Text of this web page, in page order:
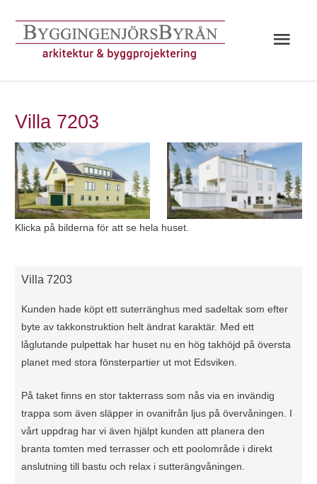
innehåll
Villa 7203
Före Efter
Klicka på bilderna för att se hela huset.
Villa 7203
Kunden hade köpt ett suterränghus med sadeltak som efter
byte av takkonstruktion helt ändrat karaktär. Med ett
låglutande pulpettak har huset nu en hög takhöjd på översta
planet med stora fönsterpartier ut mot Edsviken.
På taket finns en stor takterrass som nås via en invändig
trappa som även släpper in ovanifrån ljus på övervåningen. I
vårt uppdrag har vi även hjälpt kunden att planera den
branta tomten med terrasser och ett poolområde i direkt
anslutning till bastu och relax i sutterängvåningen.